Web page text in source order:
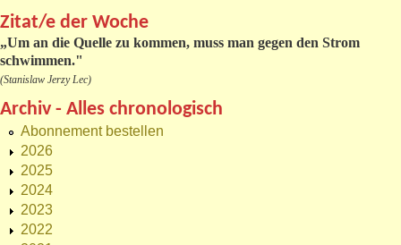
Zitat/e der Woche
„Um an die Quelle zu kommen, muss man gegen den Strom
schwimmen."
(Stanislaw Jerzy Lec)
Archiv - Alles chronologisch
Abonnement bestellen
2026
2025
2024
2023
2022